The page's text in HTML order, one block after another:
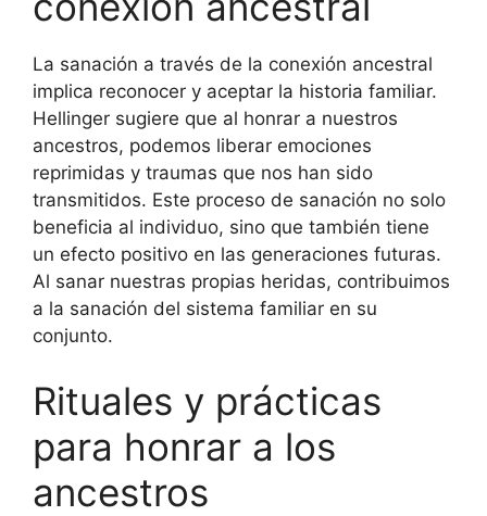
La sanación a través de la conexión ancestral
implica reconocer y aceptar la historia familiar.
Hellinger sugiere que al honrar a nuestros
ancestros, podemos liberar emociones
reprimidas y traumas que nos han sido
transmitidos. Este proceso de sanación no solo
beneficia al individuo, sino que también tiene
un efecto positivo en las generaciones futuras.
Al sanar nuestras propias heridas, contribuimos
a la sanación del sistema familiar en su
conjunto.
Rituales y prácticas
para honrar a los
ancestros